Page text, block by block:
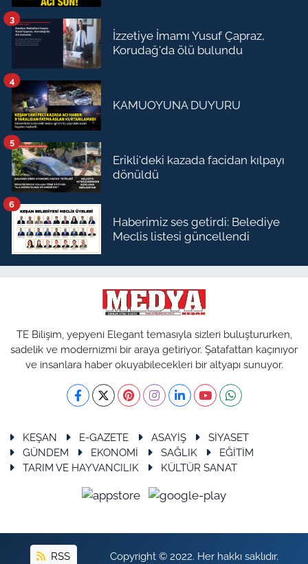
İzzetiye İmamı Yusuf Çapraz,
Korudağ'da ölü bulundu
3
KAMUOYUNA DUYURU
4
Erikli'deki kazada facidan kılpayı
dönüldü
5
Haberimiz ses getirdi: Belediye
Meclis listesi güncellendi
6
TE Bilişim, yepyeni Elegant temasıyla sizleri buluştururken,
sadelik ve modernizmi bir araya getiriyor. Şatafattan kaçınıyor
ve insanlara haber okuyabilecekleri bir altyapı sunuyor.
KEŞAN E-GAZETE ASAYİŞ
SİYASET
GÜNDEM
EKONOMİ SAĞLIK
EĞİTİM
TARIM VE HAYVANCILIK
KÜLTÜR SANAT
RSS Copyright © 2022. Her hakkı saklıdır.